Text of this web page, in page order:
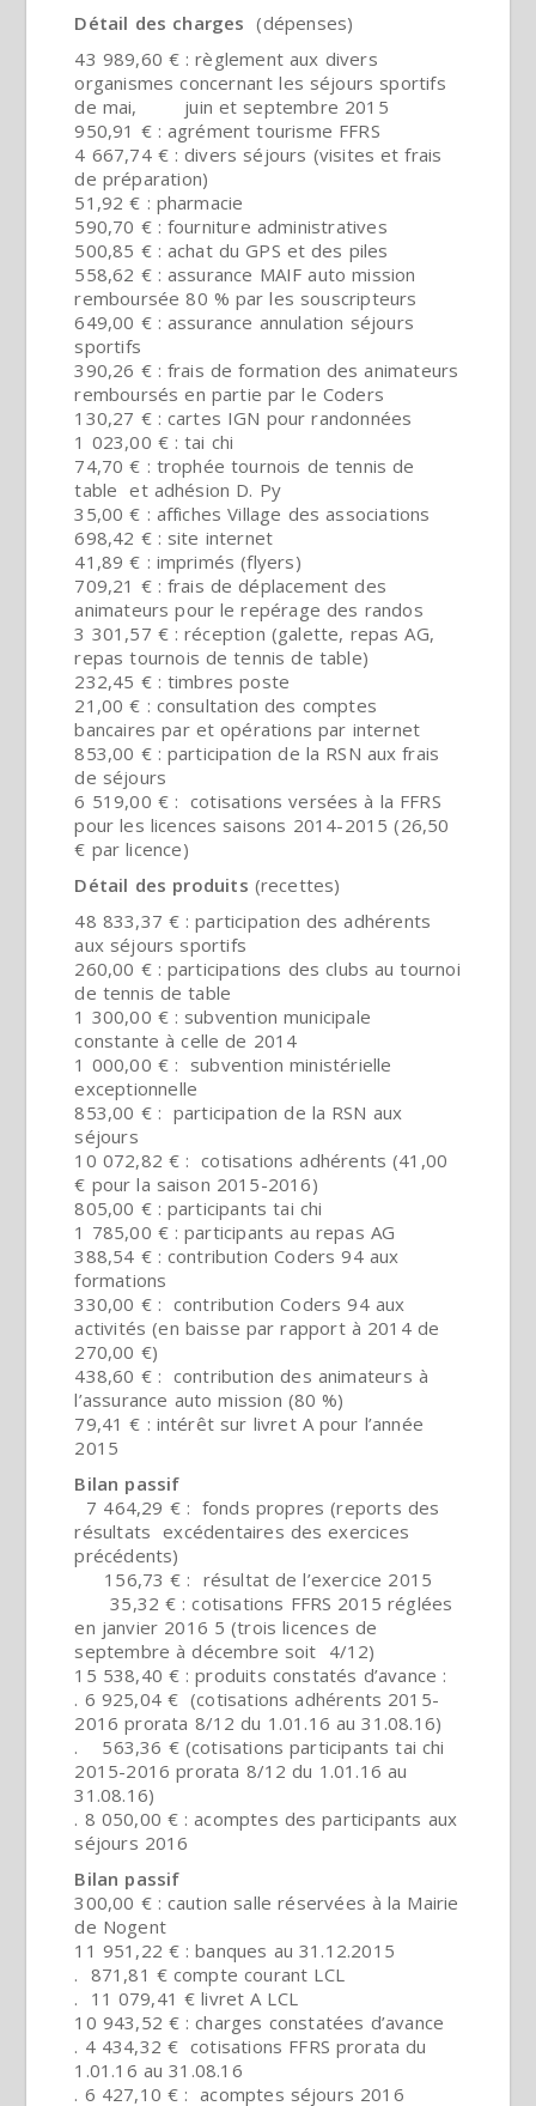
Détail des charges (dépenses)
43 989,60 € : règlement aux divers
organismes concernant les séjours sportifs
de mai, juin et septembre 2015
950,91 € : agrément tourisme FFRS
4 667,74 € : divers séjours (visites et frais
de préparation)
51,92 € : pharmacie
590,70 € : fourniture administratives
500,85 € : achat du GPS et des piles
558,62 € : assurance MAIF auto mission
remboursée 80 % par les souscripteurs
649,00 € : assurance annulation séjours
sportifs
390,26 € : frais de formation des animateurs
remboursés en partie par le Coders
130,27 € : cartes IGN pour randonnées
1 023,00 € : tai chi
74,70 € : trophée tournois de tennis de
table et adhésion D. Py
35,00 € : affiches Village des associations
698,42 € : site internet
41,89 € : imprimés (flyers)
709,21 € : frais de déplacement des
animateurs pour le repérage des randos
3 301,57 € : réception (galette, repas AG,
repas tournois de tennis de table)
232,45 € : timbres poste
21,00 € : consultation des comptes
bancaires par et opérations par internet
853,00 € : participation de la RSN aux frais
de séjours
6 519,00 € : cotisations versées à la FFRS
pour les licences saisons 2014-2015 (26,50
€ par licence)
Détail des produits (recettes)
48 833,37 € : participation des adhérents
aux séjours sportifs
260,00 € : participations des clubs au tournoi
de tennis de table
1 300,00 € : subvention municipale
constante à celle de 2014
1 000,00 € : subvention ministérielle
exceptionnelle
853,00 € : participation de la RSN aux
séjours
10 072,82 € : cotisations adhérents (41,00
€ pour la saison 2015-2016)
805,00 € : participants tai chi
1 785,00 € : participants au repas AG
388,54 € : contribution Coders 94 aux
formations
330,00 € : contribution Coders 94 aux
activités (en baisse par rapport à 2014 de
270,00 €)
438,60 € : contribution des animateurs à
l’assurance auto mission (80 %)
79,41 € : intérêt sur livret A pour l’année
2015
Bilan passif
7 464,29 € : fonds propres (reports des
résultats excédentaires des exercices
précédents)
156,73 € : résultat de l’exercice 2015
35,32 € : cotisations FFRS 2015 réglées
en janvier 2016 5 (trois licences de
septembre à décembre soit 4/12)
15 538,40 € : produits constatés d’avance :
. 6 925,04 € (cotisations adhérents 2015-
2016 prorata 8/12 du 1.01.16 au 31.08.16)
. 563,36 € (cotisations participants tai chi
2015-2016 prorata 8/12 du 1.01.16 au
31.08.16)
. 8 050,00 € : acomptes des participants aux
séjours 2016
Bilan passif
300,00 € : caution salle réservées à la Mairie
de Nogent
11 951,22 € : banques au 31.12.2015
. 871,81 € compte courant LCL
. 11 079,41 € livret A LCL
10 943,52 € : charges constatées d’avance
. 4 434,32 € cotisations FFRS prorata du
1.01.16 au 31.08.16
. 6 427,10 € : acomptes séjours 2016